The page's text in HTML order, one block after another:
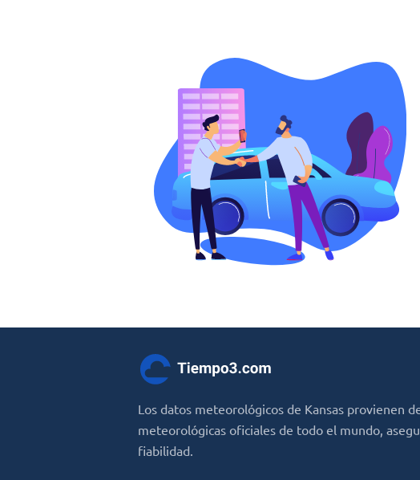
Los datos meteorológicos de Kansas provienen
meteorológicas oficiales de todo el mundo,
fiabilidad.